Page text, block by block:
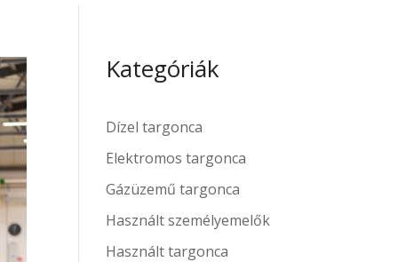
Kategóriák
Dízel targonca
Elektromos targonca
Gázüzemű targonca
Használt személyemelők
Használt targonca